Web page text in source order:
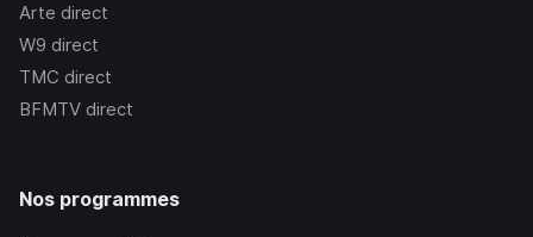
Arte direct
W9 direct
TMC direct
BFMTV direct
Nos programmes